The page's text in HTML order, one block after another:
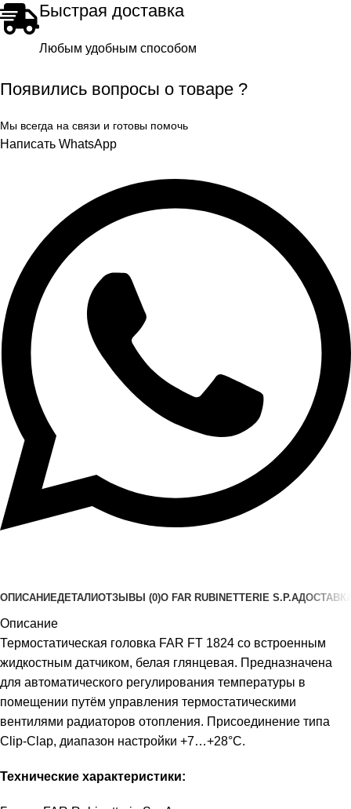
Быстрая доставка
Любым удобным способом
Появились вопросы о товаре ?
Мы всегда на связи и готовы помочь
Написать WhatsApp
ОПИСАНИЕДЕТАЛИОТЗЫВЫ (0)О FAR RUBINETTERIE S.P.A
Описание
Термостатическая головка FAR FT 1824 со встроенным
жидкостным датчиком, белая глянцевая. Предназначена
для автоматического регулирования температуры в
помещении путём управления термостатическими
вентилями радиаторов отопления. Присоединение типа
Clip-Clap, диапазон настройки +7…+28°С.
Технические характеристики: